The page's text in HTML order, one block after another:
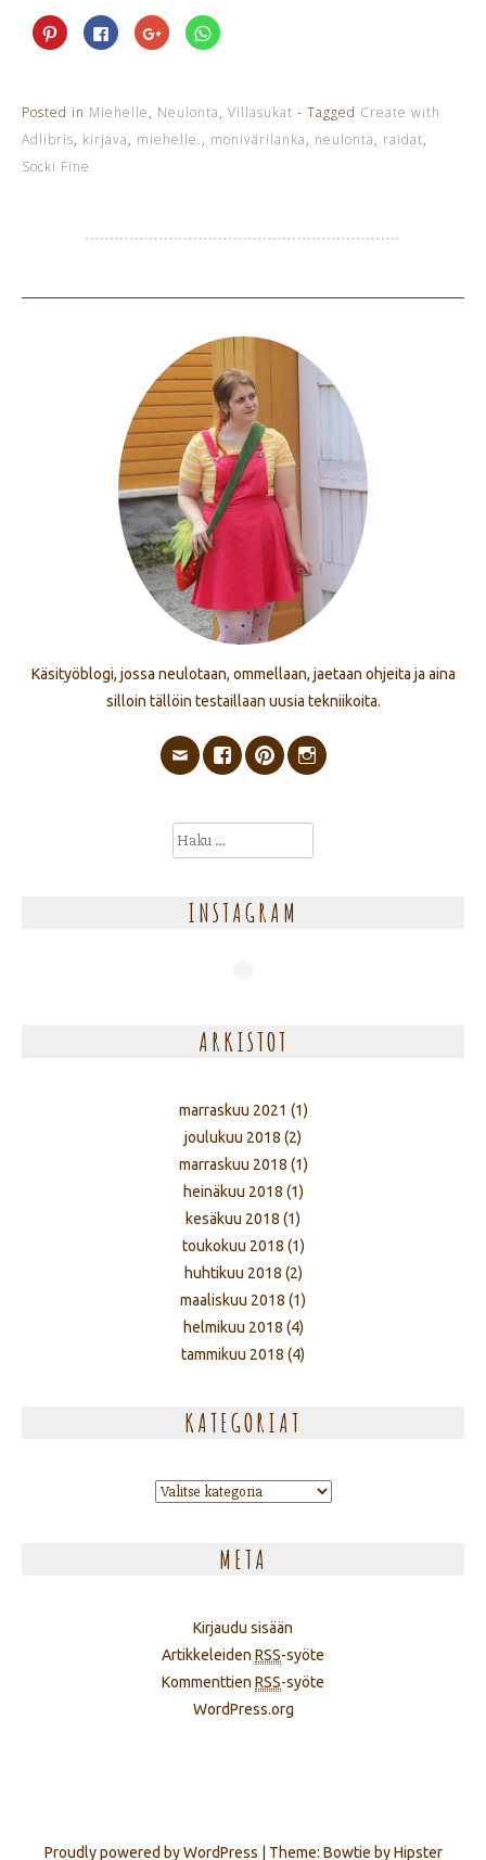
Jaa
Pinterest
palvelussa(Avautuu
Jaa
Facebookissa(Avautuu
uudessa
Jaa
Google+
palvelussa(Avautuu
Jaa
WhatsApp
Posted in Miehelle, Neulonta, Villasukat - Tagged Create with
Adlibris, kirjava, miehelle., monivärilanka, neulonta, raidat,
Socki Fine
Käsityöblogi, jossa neulotaan, ommellaan, jaetaan ohjeita ja aina
silloin tällöin testaillaan uusia tekniikoita.
Haku:
INSTAGRAM
ARKISTOT
marraskuu 2021 (1)
joulukuu 2018 (2)
marraskuu 2018 (1)
heinäkuu 2018 (1)
kesäkuu 2018 (1)
toukokuu 2018 (1)
huhtikuu 2018 (2)
maaliskuu 2018 (1)
helmikuu 2018 (4)
tammikuu 2018 (4)
KATEGORIAT
Kategoriat
META
Kirjaudu sisään
Artikkeleiden RSS-syöte
Kommenttien RSS-syöte
WordPress.org
Proudly powered by WordPress | Theme: Bowtie by Hipster